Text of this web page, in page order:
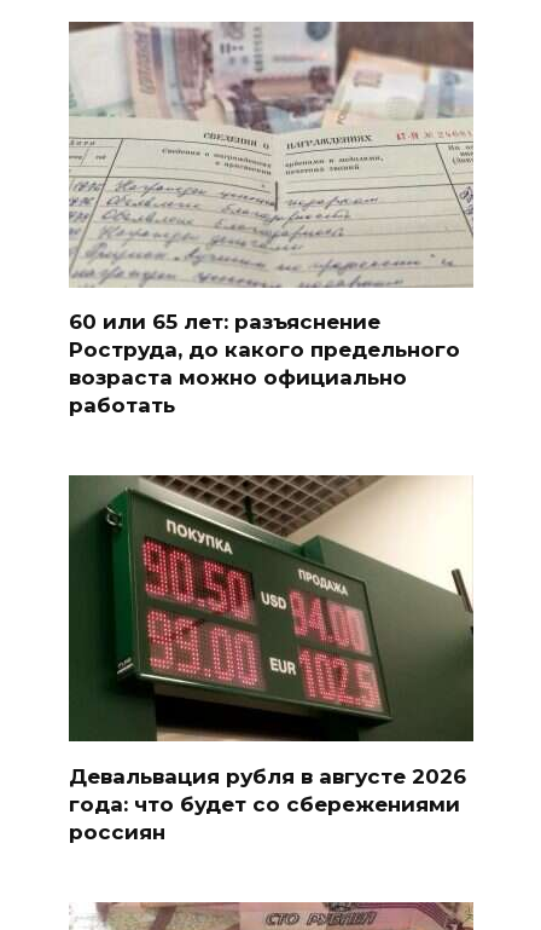
60 или 65 лет: разъяснение
Роструда, до какого предельного
возраста можно официально
работать
Девальвация рубля в августе 2026
года: что будет со сбережениями
россиян